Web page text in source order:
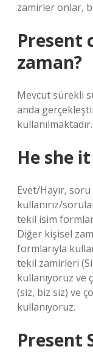
zamirler onlar,
Present
zaman?
Mevcut sürekli
anda
kullanılmaktadır.
He she
Evet/Hayır,
kullanırız/
tekil isim
Diğer kişisel
formlarıyla
tekil zamirleri
kullanıyoruz ve
(siz, biz siz) ve
kullanıyoruz.
Present